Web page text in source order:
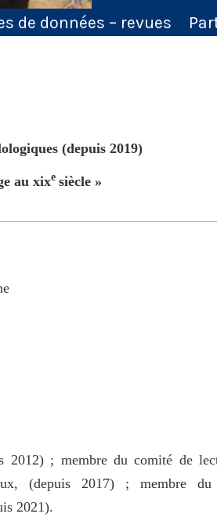
de données – revues
(depuis 2019)
au xixe siècle »
2012) ; membre du comité de
(depuis 2017) ; membre du
2021).